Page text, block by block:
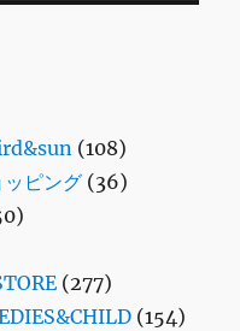
(108)
ピング (36)
(277)
(154)